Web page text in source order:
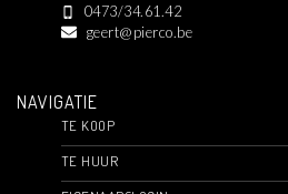
0473/34.61.42
geert@pierco.be
NAVIGATIE
TE KOOP
TE HUUR